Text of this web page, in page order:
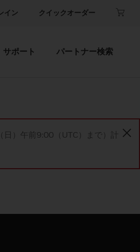
イン クイックオーダー
サポート パートナー検索
）午前9:00（UTC）まで）計